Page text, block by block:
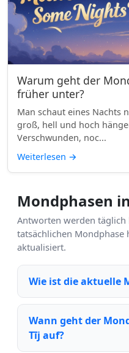
Warum geht der
früher unter?
Man schaut eines Nachts
groß, hell und hoch
Verschwunden, noc...
Weiterlesen →
Mondphasen
Antworten werden täglich
tatsächlichen Mondphase
aktualisiert.
Wie ist die aktuelle
Wann geht der
Tīj auf?